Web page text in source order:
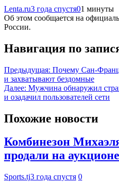
Lenta.ru3 года спустя01 минуты
Об этом сообщается на
России.
Навигация по
Предыдущая: Почему Сан-
и захватывают бездомные
Далее: Мужчина обнаружил
и озадачил пользователей сети
Похожие новости
Комбинезон
продали на
Sports.tj3 года спустя 0